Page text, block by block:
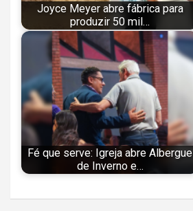
Joyce Meyer abre fábrica para
produzir 50 mil…
Fé que serve: Igreja abre Albergue
de Inverno e…